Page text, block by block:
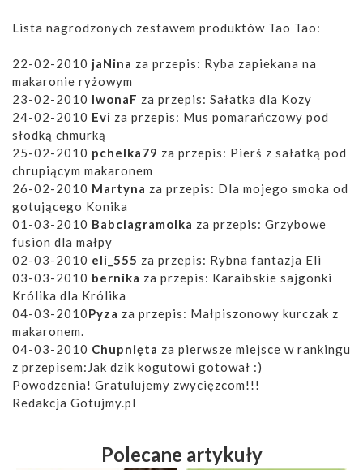
Lista nagrodzonych zestawem produktów Tao Tao:
22-02-2010 jaNina za przepis: Ryba zapiekana na
makaronie ryżowym
23-02-2010 IwonaF za przepis: Sałatka dla Kozy
24-02-2010 Evi za przepis: Mus pomarańczowy pod
słodką chmurką
25-02-2010 pchelka79 za przepis: Pierś z sałatką pod
chrupiącym makaronem
26-02-2010 Martyna za przepis: Dla mojego smoka od
gotującego Konika
01-03-2010 Babciagramolka za przepis: Grzybowe
fusion dla małpy
02-03-2010 eli_555 za przepis: Rybna fantazja Eli
03-03-2010 bernika za przepis: Karaibskie sajgonki
Królika dla Królika
04-03-2010Pyza za przepis: Małpiszonowy kurczak z
makaronem.
04-03-2010 Chupnięta za pierwsze miejsce w rankingu
z przepisem:Jak dzik kogutowi gotował :)
Powodzenia! Gratulujemy zwycięzcom!!!
Redakcja Gotujmy.pl
Polecane artykuły